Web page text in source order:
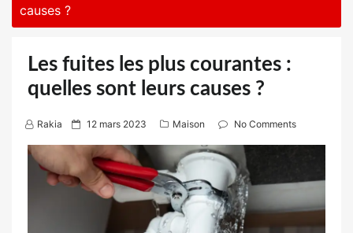
causes ?
Les fuites les plus courantes :
quelles sont leurs causes ?
Rakia
P
o
t
12 mars 2023 Maison No Comments